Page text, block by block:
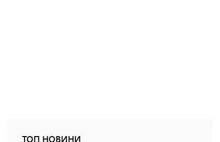
ТОП НОВИНИ